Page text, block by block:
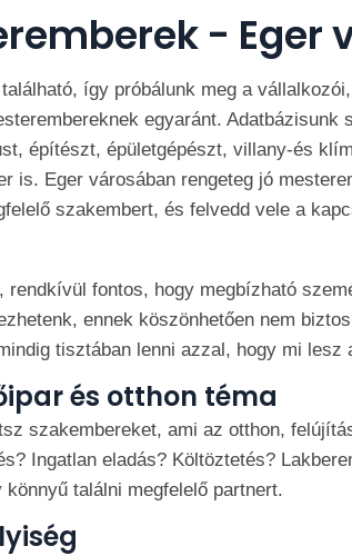
- Eger
így próbálunk meg a
egyaránt.
építészt, épületgépészt, villany-és
is. Eger városában rengeteg jó
szakembert, és felvedd vele a
fontos, hogy megbízható
ennek köszönhetően nem
tisztában lenni azzal, hogy mi lesz
és otthon téma
szakembereket, ami az otthon,
Ingatlan eladás? Költöztetés?
találni megfelelő partnert.